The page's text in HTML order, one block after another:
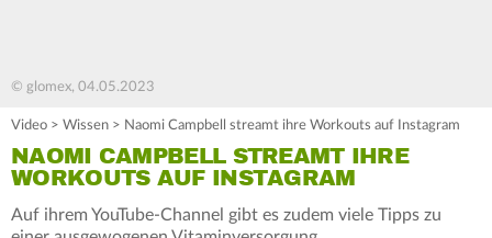
© glomex, 04.05.2023
Video > Wissen > Naomi Campbell streamt ihre Workouts auf Instagram
NAOMI CAMPBELL STREAMT IHRE
WORKOUTS AUF INSTAGRAM
Auf ihrem YouTube-Channel gibt es zudem viele Tipps zu